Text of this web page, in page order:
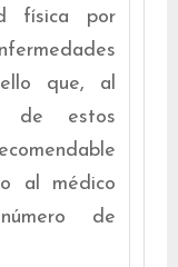
física por
que, al
de estos
al médico
de